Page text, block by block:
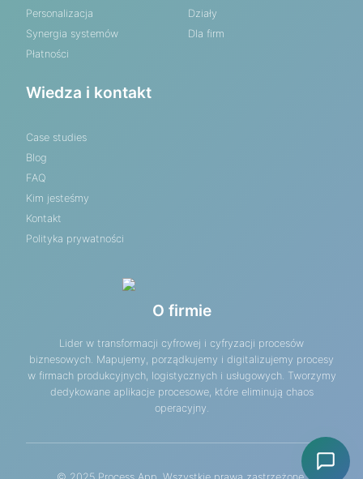
Personalizacja
Synergia systemów
Płatności
Działy
Dla firm
Wiedza i kontakt
Case studies
Blog
FAQ
Kim jesteśmy
Kontakt
Polityka prywatności
O firmie
Lider w transformacji cyfrowej i cyfryzacji procesów
biznesowych. Mapujemy, porządkujemy i digitalizujemy procesy
w firmach produkcyjnych, logistycznych i usługowych. Tworzymy
dedykowane aplikacje procesowe, które eliminują chaos
operacyjny.